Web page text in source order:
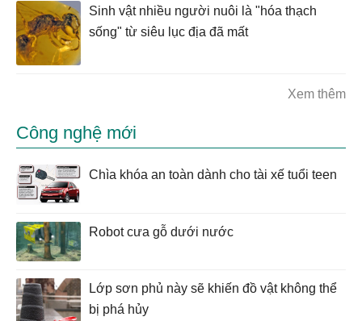
Sinh vật nhiều người nuôi là "hóa thạch
sống" từ siêu lục địa đã mất
Xem thêm
Công nghệ mới
Chìa khóa an toàn dành cho tài xế tuổi teen
Robot cưa gỗ dưới nước
Lớp sơn phủ này sẽ khiến đồ vật không thể
bị phá hủy